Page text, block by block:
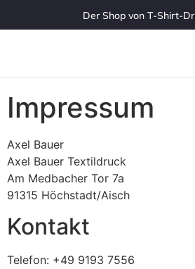
Der Shop von T-Shirt-
Impressum
Axel Bauer
Axel Bauer Textildruck
Am Medbacher Tor 7a
91315 Höchstadt/Aisch
Kontakt
Telefon: +49 9193 7556